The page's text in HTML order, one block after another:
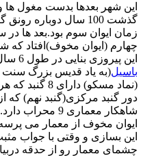
این شهر بعدها بدست مغول ها
گذشت 100 سال
چهارم (ایوان مخوف)افتاد که
این پیروزی بنایی در طول 6 سال احداث کرد به نام
باسیل(به یاد قدیس بزرگ سنت
(نماد مسکو)
دور گنبد مرکزی(گنبد نهم) که
شاهکار معماری
ایوان مخوف از معمار می
این بسازی و وقتی با جواب
چشمای معمار رو از حدقه